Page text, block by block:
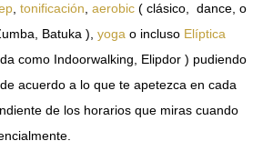
, tonificación, aerobic( clásico, dance, o
Batuka ), yogao incluso Elíptica
como Indoorwalking, Elipdor ) pudiendo
acuerdo a lo que te apetezca en cada
de los horarios que miras cuando